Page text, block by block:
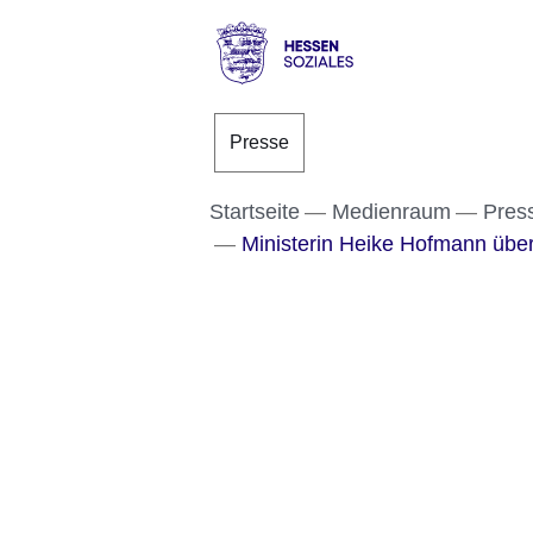
Direkt zum Kopf der
Direkt zum Inhalt
Direkt zum Fuß der
Sozial
Presse
Startseite Medienraum
Ministerin Heike Hofmann